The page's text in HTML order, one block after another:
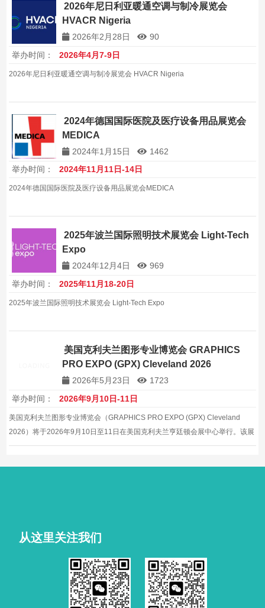
2026年尼日利亚暖通空调与制冷展览会
HVACR Nigeria
2026年2月28日
90
举办时间：
2026年4月7-9日
2026年尼日利亚暖通空调与制冷展览会 HVACR Nigeria
2024年德国国际医院及医疗设备用品展览会
MEDICA
2024年1月15日
1462
举办时间：
2024年11月11日-14日
2024年德国国际医院及医疗设备用品展览会MEDICA
2025年波兰国际照明技术展览会 Light-Tech
Expo
2024年12月4日
969
举办时间：
2025年11月18-20日
2025年波兰国际照明技术展览会 Light-Tech Expo
美国克利夫兰图形专业博览会 GRAPHICS
PRO EXPO (GPX) Cleveland 2026
2026年5月23日
1723
举办时间：
2026年9月10日-11日
美国克利夫兰图形专业博览会（GRAPHICS PRO EXPO (GPX) Cleveland
2026）将于2026年9月10日至11日在美国克利夫兰亨廷顿会展中心举行。该展
会是印刷、标识、服装装饰和个性化产品行业的专业贸易盛会。
从这里关注我们